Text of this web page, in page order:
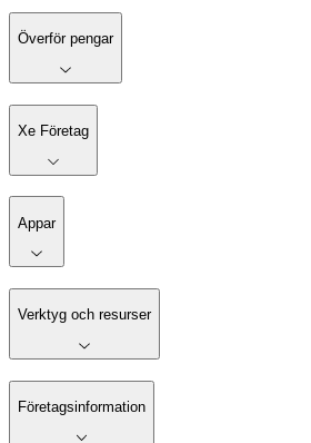
Överför pengar
Xe Företag
Appar
Verktyg och resurser
Företagsinformation